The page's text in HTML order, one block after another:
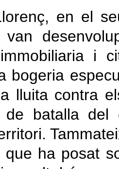
en el
van
immobiliaria i
bogeria
lluita contra
batalla del
que ha posat